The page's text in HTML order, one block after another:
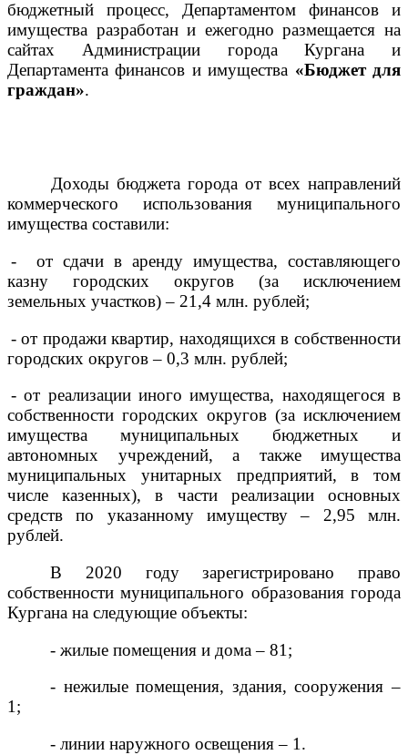
бюджетный процесс, Департаментом финансов и
имущества разработан и ежегодно размещается на
сайтах Администрации города Кургана и
Департамента финансов и имущества «Бюджет для
граждан».
Доходы бюджета города от всех направлений
коммерческого использования муниципального
имущества составили:
- от сдачи в аренду имущества, составляющего
казну городских округов (за исключением
земельных участков) – 21,4 млн. рублей;
- от продажи квартир, находящихся в собственности
городских округов – 0,3 млн. рублей;
- от реализации иного имущества, находящегося в
собственности городских округов (за исключением
имущества муниципальных бюджетных и
автономных учреждений, а также имущества
муниципальных унитарных предприятий, в том
числе казенных), в части реализации основных
средств по указанному имуществу – 2,95 млн.
рублей.
В 2020 году зарегистрировано право
собственности муниципального образования города
Кургана на следующие объекты:
- жилые помещения и дома – 81;
- нежилые помещения, здания, сооружения –
1;
- линии наружного освещения – 1.